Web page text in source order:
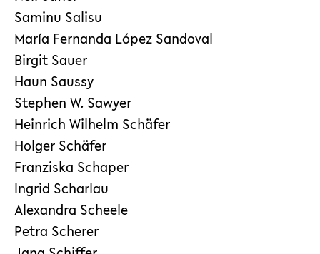
Saminu Salisu
María Fernanda López Sandoval
Birgit Sauer
Haun Saussy
Stephen W. Sawyer
Heinrich Wilhelm Schäfer
Holger Schäfer
Franziska Schaper
Ingrid Scharlau
Alexandra Scheele
Petra Scherer